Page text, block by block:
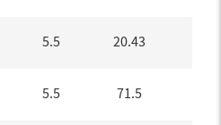
5.5 20.43
5.5 71.5